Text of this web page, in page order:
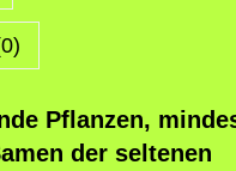
Pflanzen,
der seltenen